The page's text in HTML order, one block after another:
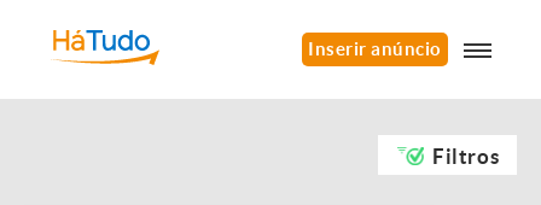
Inserir anúncio
Filtros